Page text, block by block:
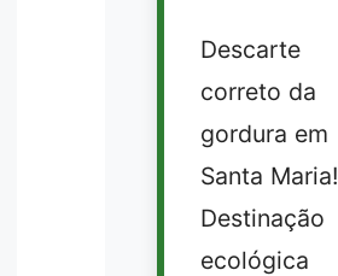
Descarte
correto da
gordura em
Santa Maria!
Destinação
ecológica